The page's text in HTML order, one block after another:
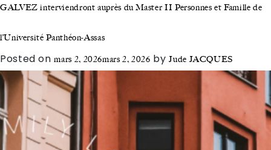
GALVEZ interviendront auprès du Master II Personnes et Famille de
l’Université Panthéon-Assas
Posted onmars 2, 2026mars 2, 2026 byJude JACQUES